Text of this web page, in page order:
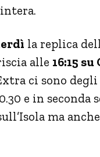
la replica
alle 16:15 su
ci sono
e in
ma